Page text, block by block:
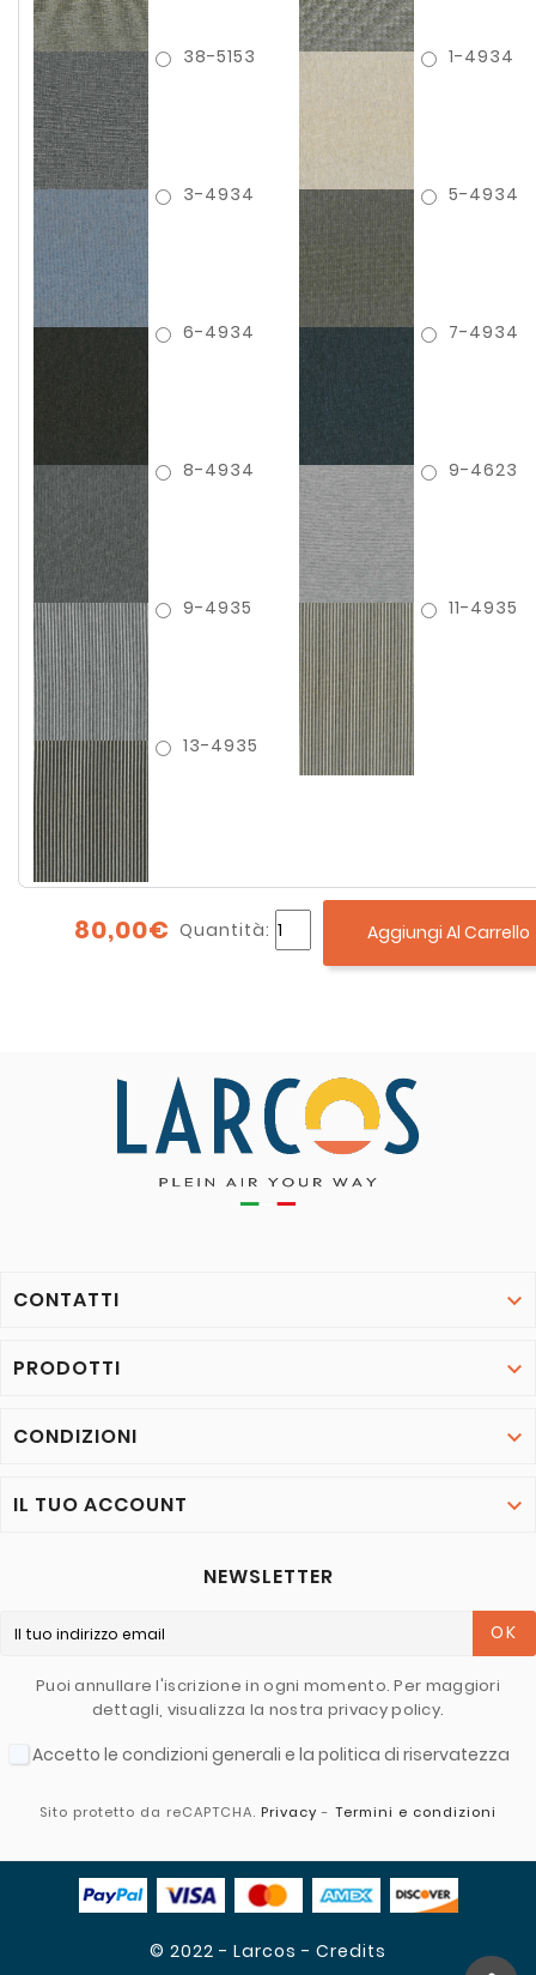
38-5153 1-4934
3-4934 5-4934
6-4934 7-4934
8-4934 9-4623
9-4935 11-4935
13-4935
80,00€ Quantità: Aggiungi Al Carrello
CONTATTI 
PRODOTTI 
CONDIZIONI 
IL TUO ACCOUNT 
NEWSLETTER
OK
Puoi annullare l'iscrizione in ogni momento. Per maggiori
dettagli, visualizza la nostra privacy policy.
Accetto le condizioni generali e la politica di riservatezza
Sito protetto da reCAPTCHA. Privacy - Termini e condizioni
© 2022 - Larcos - Credits